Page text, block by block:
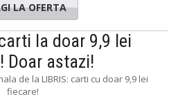
LA OFERTA
la doar 9,9 lei
Doar astazi!
de la LIBRIS: carti cu doar 9,9 lei
fiecare!